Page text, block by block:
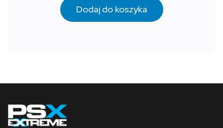
Dodaj do koszyka